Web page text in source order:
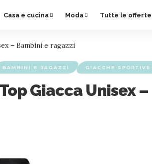
Casa e cucina Moda Tutte le offerte
– Bambini e ragazzi
BAMBINI E RAGAZZI GIACCHE
Giacca Unisex